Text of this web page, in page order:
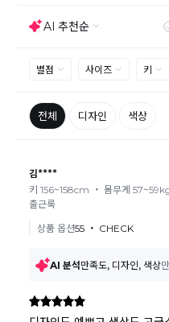
교환/반품 가능 기간
등의 가치가 현저히
환불
결제 시 : 주문
로 환불되며 '한국
습니다.)